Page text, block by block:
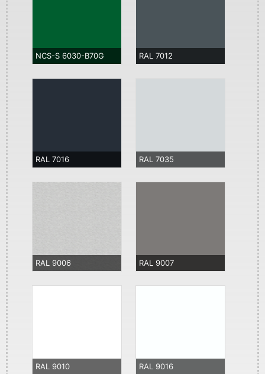
NCS-S 6030-B70G RAL 7012
RAL 7016 RAL 7035
RAL 9006 RAL 9007
RAL 9010 RAL 9016